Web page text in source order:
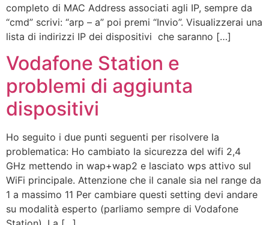
completo di MAC Address associati agli IP, sempre da
“cmd” scrivi: “arp – a” poi premi “Invio”. Visualizzerai una
lista di indirizzi IP dei dispositivi che saranno […]
Vodafone Station e
problemi di aggiunta
dispositivi
Ho seguito i due punti seguenti per risolvere la
problematica: Ho cambiato la sicurezza del wifi 2,4
GHz mettendo in wap+wap2 e lasciato wps attivo sul
WiFi principale. Attenzione che il canale sia nel range da
1 a massimo 11 Per cambiare questi setting devi andare
su modalità esperto (parliamo sempre di Vodafone